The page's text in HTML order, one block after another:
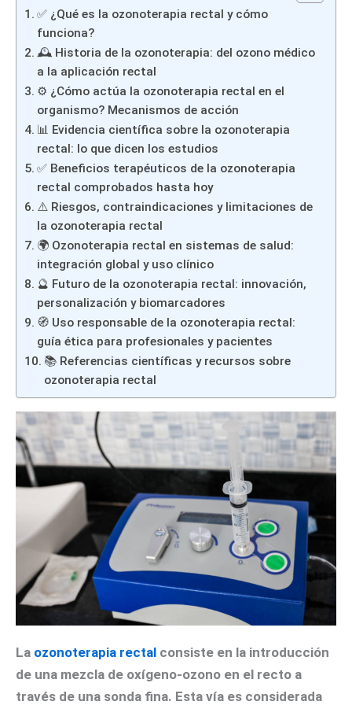
✅ ¿Qué es la ozonoterapia rectal y cómo
funciona?
🕰 Historia de la ozonoterapia: del ozono médico
a la aplicación rectal
⚙️ ¿Cómo actúa la ozonoterapia rectal en el
organismo? Mecanismos de acción
📊 Evidencia científica sobre la ozonoterapia
rectal: lo que dicen los estudios
✅ Beneficios terapéuticos de la ozonoterapia
rectal comprobados hasta hoy
⚠️ Riesgos, contraindicaciones y limitaciones de
la ozonoterapia rectal
🌍 Ozonoterapia rectal en sistemas de salud:
integración global y uso clínico
🔮 Futuro de la ozonoterapia rectal: innovación,
personalización y biomarcadores
🧭 Uso responsable de la ozonoterapia rectal:
guía ética para profesionales y pacientes
📚 Referencias científicas y recursos sobre
ozonoterapia rectal
La ozonoterapia rectal consiste en la introducción
de una mezcla de oxígeno-ozono en el recto a
través de una sonda fina. Esta vía es considerada